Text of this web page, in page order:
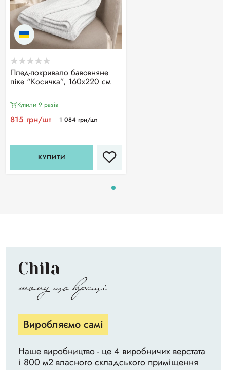
Плед-покривало бавовняне
піке “Косичка”, 160х220 см
Купили 9 разiв
815 грн/шт 1 084 грн/шт
КУПИТИ
Chila
тому що кращі
Виробляємо самі
Наше виробництво - це 4 виробничих верстата
і 800 м2 власного складського приміщення